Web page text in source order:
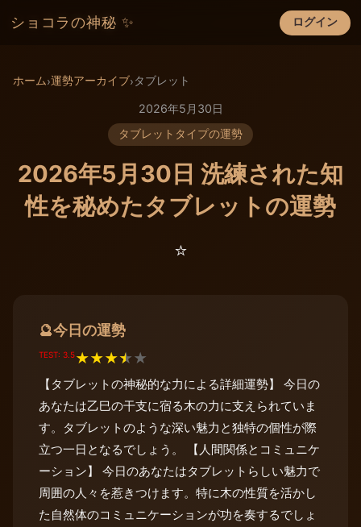
ショコラの神秘 ✨ ログイン
×
ホーム›運勢アーカイブ›タブレット
2026年5月30日
タブレットタイプの運勢
2026年5月30日 洗練された知
性を秘めたタブレットの運勢
⭐️
🔮今日の運勢
TEST: 3.5★★★★★
【タブレットの神秘的な力による詳細運勢】 今日の
あなたは乙巳の干支に宿る木の力に支えられていま
す。タブレットのような深い魅力と独特の個性が際
立つ一日となるでしょう。 【人間関係とコミュニケ
ーション】 今日のあなたはタブレットらしい魅力で
周囲の人々を惹きつけます。特に木の性質を活かし
た自然体のコミュニケーションが功を奏するでしょ